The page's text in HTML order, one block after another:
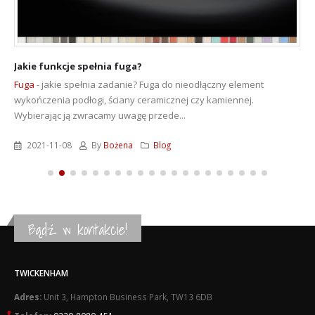
Jakie funkcje spełnia fuga?
Fuga - jakie spełnia zadanie? Fuga do nieodłączny element
wykończenia podłogi, ściany ceramicznej czy kamiennej.
Wybierając ją zwracamy uwagę przede...
2021-11-08 By Bożena Blog
Bądź w kontakcie!
TWICKENHAM
Adres: Unit 3, Hampton Business Park, TW13 6DB